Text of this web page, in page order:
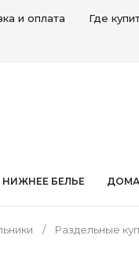
и оплата Где
НИЖНЕЕ БЕЛЬЕ
Раздельные